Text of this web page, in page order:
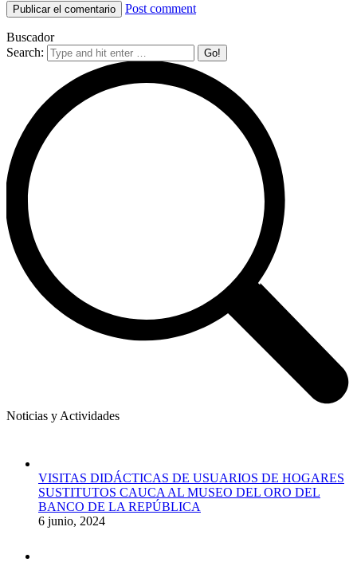
Post comment
Buscador
Search:
Noticias y Actividades
VISITAS DIDÁCTICAS DE USUARIOS DE HOGARES
SUSTITUTOS CAUCA AL MUSEO DEL ORO DEL
BANCO DE LA REPÚBLICA
6 junio, 2024